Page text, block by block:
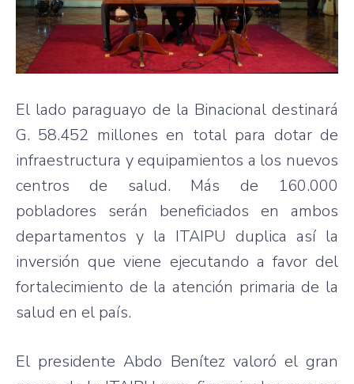
El lado paraguayo de la Binacional destinará
G. 58.452 millones en total para dotar de
infraestructura y equipamientos a los nuevos
centros de salud. Más de 160.000
pobladores serán beneficiados en ambos
departamentos y la ITAIPU duplica así la
inversión que viene ejecutando a favor del
fortalecimiento de la atención primaria de la
salud en el país.
El presidente Abdo Benítez valoró el gran